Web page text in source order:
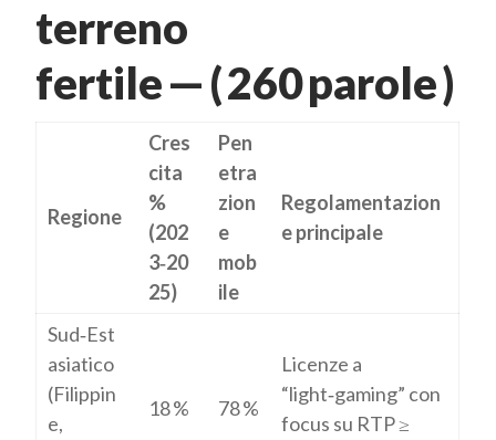
terreno
fertile — ( 260 parole )
Regione
Cres
cita
%
(202
3‑20
25)
Pen
etra
zion
e
mob
ile
Regolamentazion
e principale
Sud‑Est
asiatico
(Filippin
e,
18 % 78 %
Licenze a
“light‑gaming” con
focus su RTP ≥